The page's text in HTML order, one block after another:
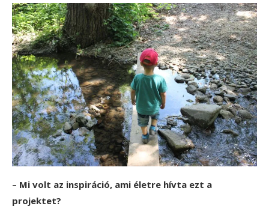
– Mi volt az inspiráció, ami életre hívta ezt a
projektet?